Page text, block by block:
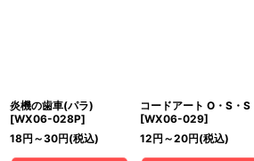
炎機の歯車(パラ)
[WX06-028P]
18円 ～30円(税込)
コードアート O・S・S
[WX06-029]
12円 ～20円(税込)